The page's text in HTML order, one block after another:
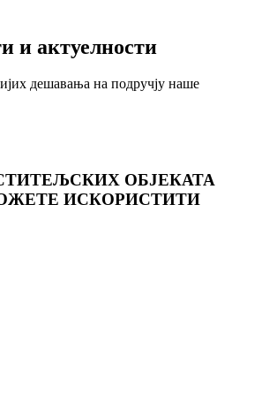
и актуелности
дешавања на подручју наше
ОБЈЕКАТА
ИСКОРИСТИТИ